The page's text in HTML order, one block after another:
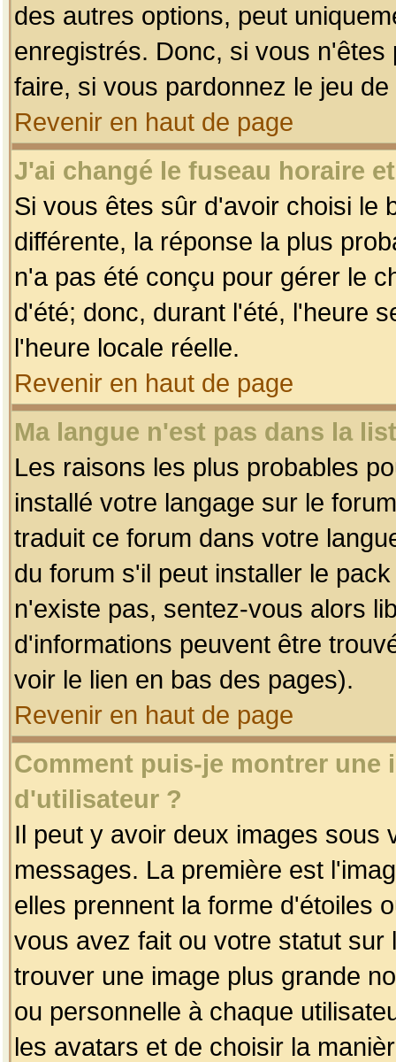
des autres options, peut
enregistrés. Donc, si vous
faire, si vous pardonnez le jeu
Revenir en haut de page
J'ai changé le fuseau horaire
Si vous êtes sûr d'avoir choisi le
différente, la réponse la plus
n'a pas été conçu pour gérer le
d'été; donc, durant l'été, l'heure
l'heure locale réelle.
Revenir en haut de page
Ma langue n'est pas dans la
Les raisons les plus probables
installé votre langage sur le
traduit ce forum dans votre
du forum s'il peut installer le
n'existe pas, sentez-vous alors
d'informations peuvent être
voir le lien en bas des pages).
Revenir en haut de page
Comment puis-je montrer une
d'utilisateur ?
Il peut y avoir deux images sous
messages. La première est
elles prennent la forme d'étoiles
vous avez fait ou votre statut
trouver une image plus grande
ou personnelle à chaque
les avatars et de choisir la